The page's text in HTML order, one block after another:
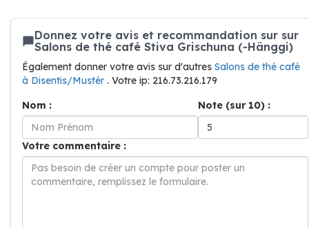
Donnez votre avis et recommandation sur sur
Salons de thé café Stiva Grischuna (-Hänggi)
Également donner votre avis sur d'autres Salons de thé café
à Disentis/Mustér . Votre ip: 216.73.216.179
Nom :
Note (sur 10) :
Votre commentaire :